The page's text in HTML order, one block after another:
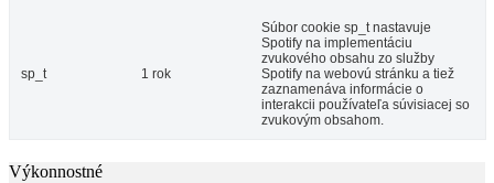
sp_t 1 rok
Súbor cookie sp_t nastavuje
Spotify na implementáciu
zvukového obsahu zo služby
Spotify na webovú stránku a tiež
zaznamenáva informácie o
interakcii používateľa súvisiacej so
zvukovým obsahom.
Výkonnostné